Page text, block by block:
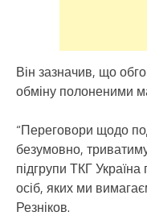
Він зазначив, що
обміну полоненими
“Переговори щодо
безумовно,
підгрупи ТКГ
осіб, яких ми
Резніков.